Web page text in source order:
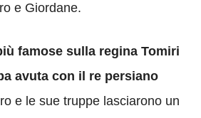
e Giordane.
famose sulla regina Tomiri
avuta con il re persiano
e le sue truppe lasciarono un